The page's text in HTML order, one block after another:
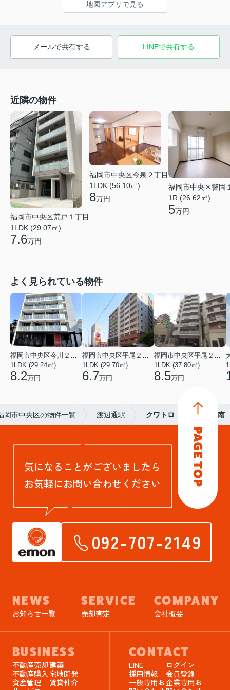
地図アプリで見る
メールで共有する LINEで共有する
近隣の物件
福岡市中央区荒戸１丁目
1LDK (29.07㎡)
7.6万円
福岡市中央区今泉２丁目
1LDK (56.10㎡)
8万円
福岡市中央区警固
1R (26.62㎡)
5万円
よく見られている物件
1LDK (29.24㎡)
8.2万円
1LDK (29.70㎡)
6.7万円
1LDK (37.80㎡)
8.5万円
岡市中央区の物件一覧 渡辺通駅 クワトロ・ヴィラ天神南
気になることがございましたら
お気軽にお問い合わせください
092-707-2149
NEWS
お知らせ一覧
SERVICE
売却査定
COMPANY
会社概要
BUSINESS
不動産売却建築
不動産購入宅地開発
資産管理
賃貸仲介
CONTACT
LINE
ログイン
採用情報
会員登録
一般専用お企業専用お